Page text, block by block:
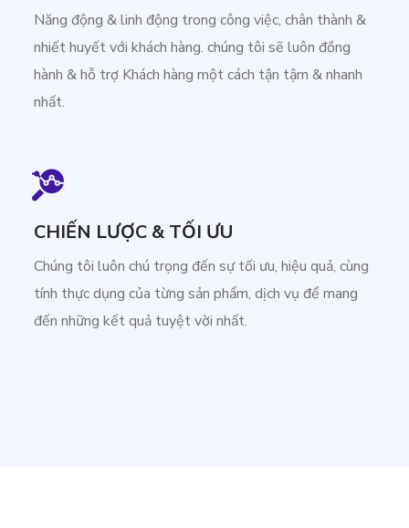
Năng động & linh động trong công việc, chân thành &
nhiết huyết với khách hàng. chúng tôi sẽ luôn đồng
hành & hỗ trợ Khách hàng một cách tận tậm & nhanh
nhất.
CHIẾN LƯỢC & TỐI ƯU
Chúng tôi luôn chú trọng đến sự tối ưu, hiệu quả, cùng
tính thực dụng của từng sản phẩm, dịch vụ để mang
đến những kết quả tuyệt vời nhất.